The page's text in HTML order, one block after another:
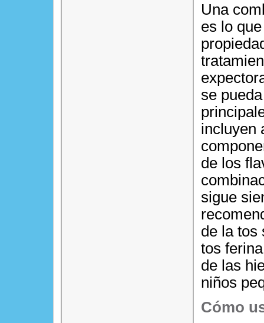
Una
es lo
se
incluyen
de los
sigue
de la tos
tos
de las
niños
Cómo